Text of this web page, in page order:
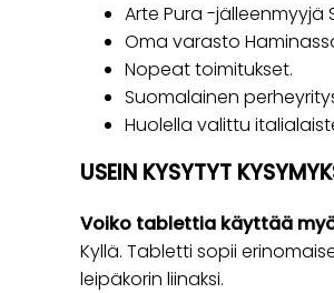
Arte Pura -jälleenmyyjä
Oma varasto
Nopeat toimitukset.
Suomalainen
Huolella valittu
USEIN KYSYTYT
Voiko tablettia käyttää
Kyllä. Tabletti sopii
leipäkorin liinaksi.